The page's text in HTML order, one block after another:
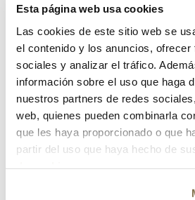
Esta página web usa cookies
Las cookies de este sitio web se
el contenido y los anuncios, ofrecer
sociales y analizar el tráfico.
información sobre el uso que haga
nuestros partners de redes
web, quienes pueden combinarla
que les haya proporcionado o que
partir del uso que haya hecho de
¿Has olvidado tu contraseña?